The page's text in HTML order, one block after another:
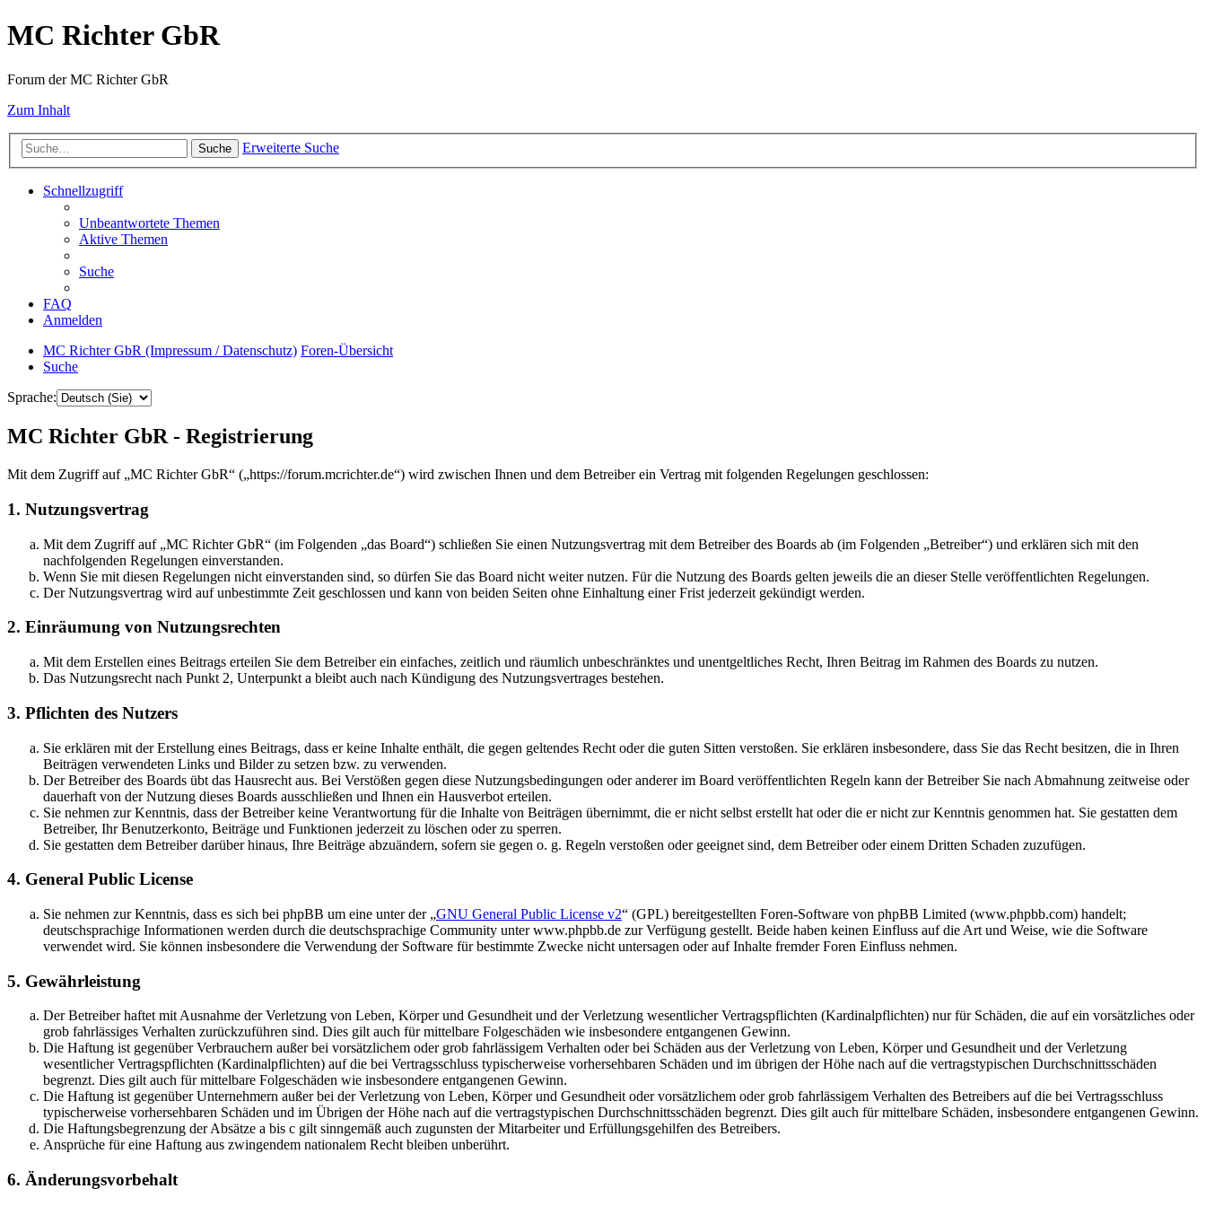
MC Richter GbR
Forum der MC Richter GbR
Zum Inhalt
Suche Erweiterte Suche
Schnellzugriff
Unbeantwortete Themen
Aktive Themen
Suche
FAQ
Anmelden
MC Richter GbR (Impressum / Datenschutz) Foren-Übersicht
Suche
Sprache:
MC Richter GbR - Registrierung
Mit dem Zugriff auf „MC Richter GbR“ („https://forum.mcrichter.de“) wird zwischen Ihnen und dem Betreiber ein Vertrag mit folgenden Regelungen geschlossen:
1. Nutzungsvertrag
Mit dem Zugriff auf „MC Richter GbR“ (im Folgenden „das Board“) schließen Sie einen Nutzungsvertrag mit dem Betreiber des Boards ab (im Folgenden „Betreiber“) und erklären sich mit den
nachfolgenden Regelungen einverstanden.
Wenn Sie mit diesen Regelungen nicht einverstanden sind, so dürfen Sie das Board nicht weiter nutzen. Für die Nutzung des Boards gelten jeweils die an dieser Stelle veröffentlichten Regelungen.
Der Nutzungsvertrag wird auf unbestimmte Zeit geschlossen und kann von beiden Seiten ohne Einhaltung einer Frist jederzeit gekündigt werden.
2. Einräumung von Nutzungsrechten
Mit dem Erstellen eines Beitrags erteilen Sie dem Betreiber ein einfaches, zeitlich und räumlich unbeschränktes und unentgeltliches Recht, Ihren Beitrag im Rahmen des Boards zu nutzen.
Das Nutzungsrecht nach Punkt 2, Unterpunkt a bleibt auch nach Kündigung des Nutzungsvertrages bestehen.
3. Pflichten des Nutzers
Sie erklären mit der Erstellung eines Beitrags, dass er keine Inhalte enthält, die gegen geltendes Recht oder die guten Sitten verstoßen. Sie erklären insbesondere, dass Sie das Recht besitzen, die in Ihren
Beiträgen verwendeten Links und Bilder zu setzen bzw. zu verwenden.
Der Betreiber des Boards übt das Hausrecht aus. Bei Verstößen gegen diese Nutzungsbedingungen oder anderer im Board veröffentlichten Regeln kann der Betreiber Sie nach Abmahnung zeitweise oder
dauerhaft von der Nutzung dieses Boards ausschließen und Ihnen ein Hausverbot erteilen.
Sie nehmen zur Kenntnis, dass der Betreiber keine Verantwortung für die Inhalte von Beiträgen übernimmt, die er nicht selbst erstellt hat oder die er nicht zur Kenntnis genommen hat. Sie gestatten dem
Betreiber, Ihr Benutzerkonto, Beiträge und Funktionen jederzeit zu löschen oder zu sperren.
Sie gestatten dem Betreiber darüber hinaus, Ihre Beiträge abzuändern, sofern sie gegen o. g. Regeln verstoßen oder geeignet sind, dem Betreiber oder einem Dritten Schaden zuzufügen.
4. General Public License
Sie nehmen zur Kenntnis, dass es sich bei phpBB um eine unter der „GNU General Public License v2“ (GPL) bereitgestellten Foren-Software von phpBB Limited (www.phpbb.com) handelt;
deutschsprachige Informationen werden durch die deutschsprachige Community unter www.phpbb.de zur Verfügung gestellt. Beide haben keinen Einfluss auf die Art und Weise, wie die Software
verwendet wird. Sie können insbesondere die Verwendung der Software für bestimmte Zwecke nicht untersagen oder auf Inhalte fremder Foren Einfluss nehmen.
5. Gewährleistung
Der Betreiber haftet mit Ausnahme der Verletzung von Leben, Körper und Gesundheit und der Verletzung wesentlicher Vertragspflichten (Kardinalpflichten) nur für Schäden, die auf ein vorsätzliches oder
grob fahrlässiges Verhalten zurückzuführen sind. Dies gilt auch für mittelbare Folgeschäden wie insbesondere entgangenen Gewinn.
Die Haftung ist gegenüber Verbrauchern außer bei vorsätzlichem oder grob fahrlässigem Verhalten oder bei Schäden aus der Verletzung von Leben, Körper und Gesundheit und der Verletzung
wesentlicher Vertragspflichten (Kardinalpflichten) auf die bei Vertragsschluss typischerweise vorhersehbaren Schäden und im übrigen der Höhe nach auf die vertragstypischen Durchschnittsschäden
begrenzt. Dies gilt auch für mittelbare Folgeschäden wie insbesondere entgangenen Gewinn.
Die Haftung ist gegenüber Unternehmern außer bei der Verletzung von Leben, Körper und Gesundheit oder vorsätzlichem oder grob fahrlässigem Verhalten des Betreibers auf die bei Vertragsschluss
typischerweise vorhersehbaren Schäden und im Übrigen der Höhe nach auf die vertragstypischen Durchschnittsschäden begrenzt. Dies gilt auch für mittelbare Schäden, insbesondere entgangenen Gewinn.
Die Haftungsbegrenzung der Absätze a bis c gilt sinngemäß auch zugunsten der Mitarbeiter und Erfüllungsgehilfen des Betreibers.
Ansprüche für eine Haftung aus zwingendem nationalem Recht bleiben unberührt.
6. Änderungsvorbehalt